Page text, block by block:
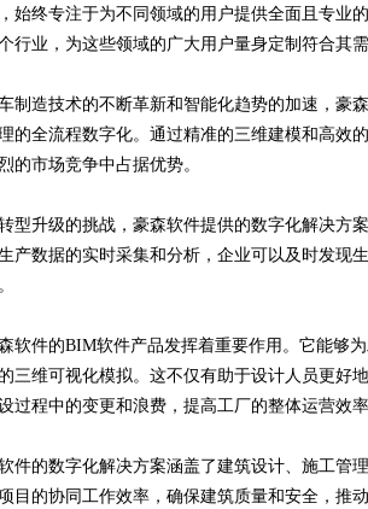
始终专注于为不同领域的用户提供全面且专业
行业，为这些领域的广大用户量身定制符合其
制造技术的不断革新和智能化趋势的加速，豪
的全流程数字化。通过精准的三维建模和高效
的市场竞争中占据优势。
型升级的挑战，豪森软件提供的数字化解决方
产数据的实时采集和分析，企业可以及时发现
软件的BIM软件产品发挥着重要作用。它能够
三维可视化模拟。这不仅有助于设计人员更好
过程中的变更和浪费，提高工厂的整体运营效
件的数字化解决方案涵盖了建筑设计、施工管
目的协同工作效率，确保建筑质量和安全，推